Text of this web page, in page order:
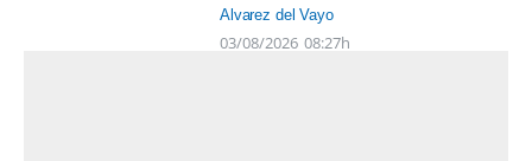
Alvarez del Vayo
03/08/2026 08:27h